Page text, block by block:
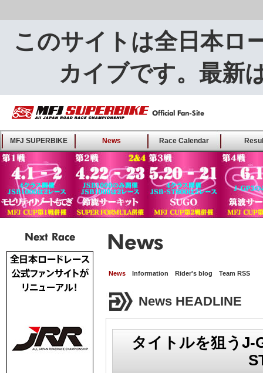
このサイトは全日本ロ
カイブです。最新
MFJ SUPERBIKE ALL
JAPAN ROAD RACE
CHAMPIONSHIP - Offical
Fan-Site
MFJ SUPERBIKE News Race Calendar
Next Race
News Information Rider's blog Team RSS
News HEADLINE
タイトルを狙うJ-